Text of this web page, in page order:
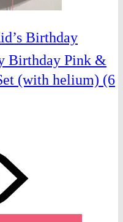
Birthday
Birthday Pink &
(with helium) (6